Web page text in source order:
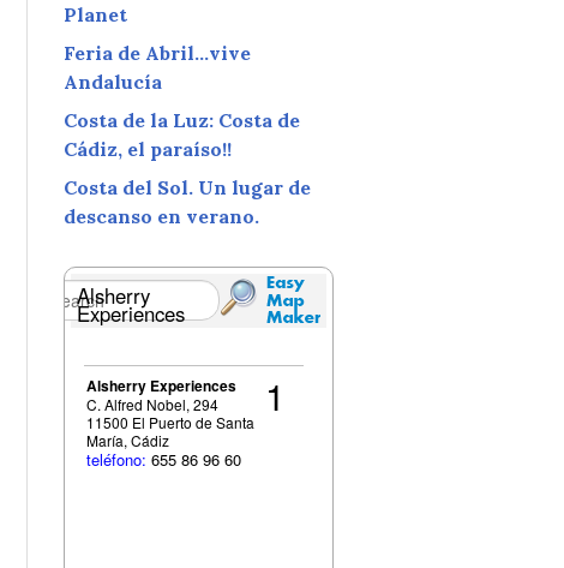
Planet
Feria de Abril…vive
Andalucía
Costa de la Luz: Costa de
Cádiz, el paraíso!!
Costa del Sol. Un lugar de
descanso en verano.